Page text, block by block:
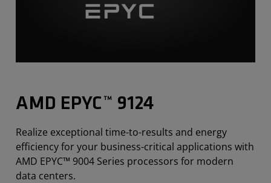
AMD EPYC™ 9124
Realize exceptional time-to-results and energy
efficiency for your business-critical applications with
AMD EPYC™ 9004 Series processors for modern
data centers.